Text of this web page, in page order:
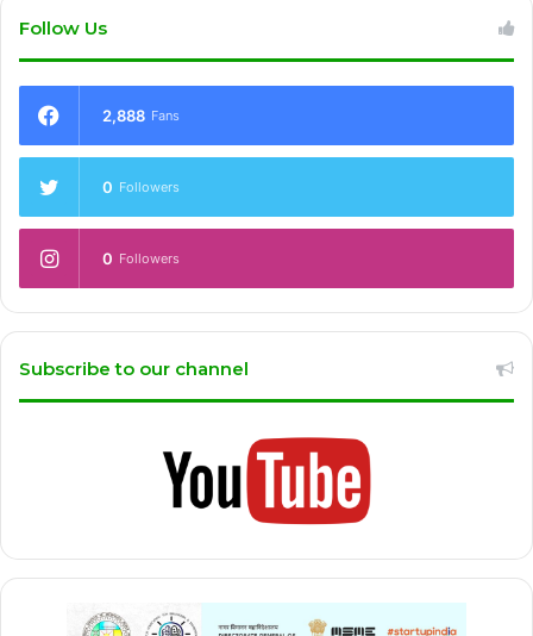
Follow Us
2,888 Fans
0 Followers
0 Followers
Subscribe to our channel